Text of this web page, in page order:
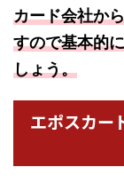
カード会社か
すので基本的
しょう。
エポスカー